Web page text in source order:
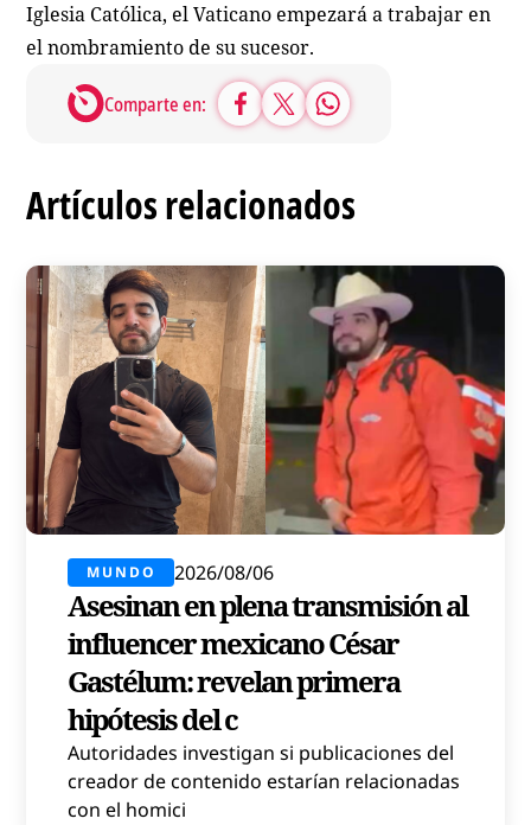
Iglesia Católica, el Vaticano empezará a trabajar en
el nombramiento de su sucesor.
Comparte en:
Artículos relacionados
MUNDO 2026/08/06
Asesinan en plena transmisión al
influencer mexicano César
Gastélum: revelan primera
hipótesis del c
Autoridades investigan si publicaciones del
creador de contenido estarían relacionadas
con el homici